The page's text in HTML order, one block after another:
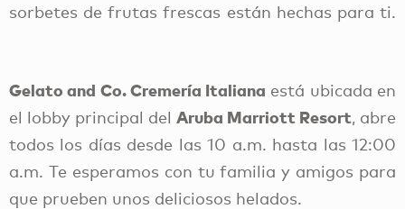
sorbetes de frutas frescas están hechas para ti.
Gelato and Co. Cremería Italiana está ubicada en
el lobby principal del Aruba Marriott Resort, abre
todos los días desde las 10 a.m. hasta las 12:00
a.m. Te esperamos con tu familia y amigos para
que prueben unos deliciosos helados.